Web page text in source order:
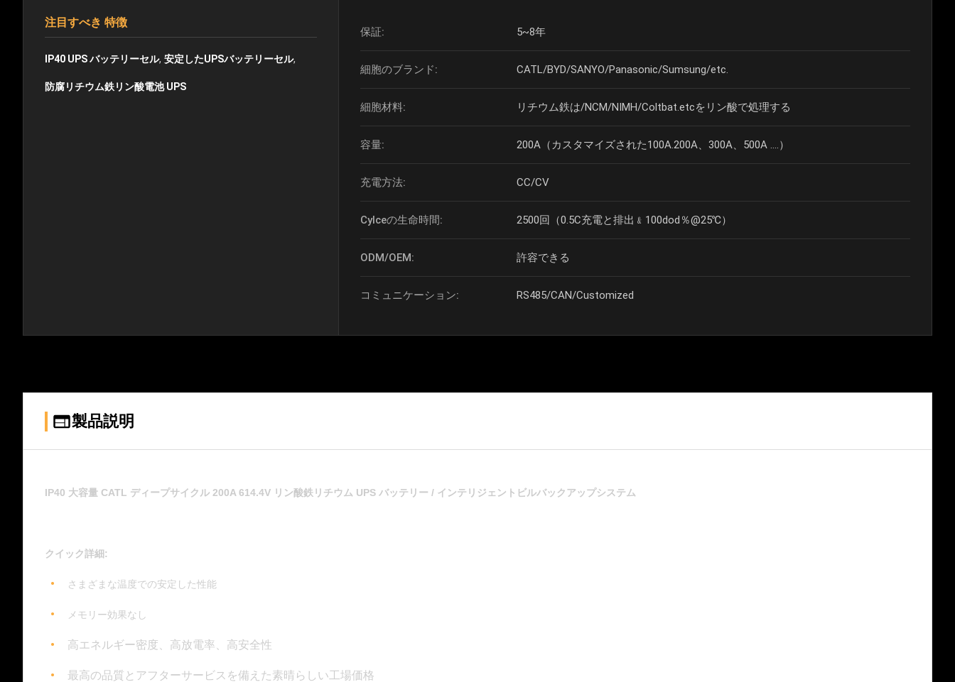
注目すべき 特徴
IP40 UPS バッテリーセル, 安定したUPSバッテリーセル,
防腐リチウム鉄リン酸電池 UPS
保証: 5~8年
細胞のブランド: CATL/BYD/SANYO/Panasonic/Sumsung/etc.
細胞材料: リチウム鉄は/NCM/NIMH/Coltbat.etcをリン酸で処理する
容量: 200A（カスタマイズされた100A.200A、300A、500A ....）
充電方法: CC/CV
Cylceの生命時間: 2500回（0.5C充電と排出﹠100dod％@25℃）
ODM/OEM: 許容できる
コミュニケーション: RS485/CAN/Customized
製品説明
IP40 大容量 CATL ディープサイクル 200A 614.4V リン酸鉄リチウム UPS バッテリー / インテリジェントビルバックアップシステム
クイック詳細:
さまざまな温度での安定した性能
メモリー効果なし
高エネルギー密度、高放電率、高安全性
最高の品質とアフターサービスを備えた素晴らしい工場価格